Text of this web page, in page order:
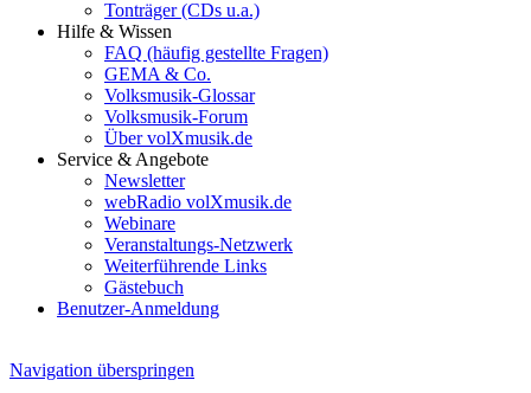
Tonträger (CDs u.a.)
Hilfe & Wissen
FAQ (häufig gestellte Fragen)
GEMA & Co.
Volksmusik-Glossar
Volksmusik-Forum
Über volXmusik.de
Service & Angebote
Newsletter
webRadio volXmusik.de
Webinare
Veranstaltungs-Netzwerk
Weiterführende Links
Gästebuch
Benutzer-Anmeldung
Navigation überspringen